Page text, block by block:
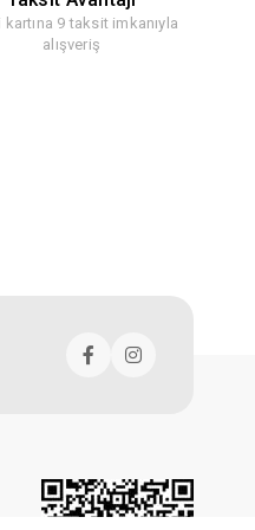
kartına 9 taksit imkanıyla
alışveriş